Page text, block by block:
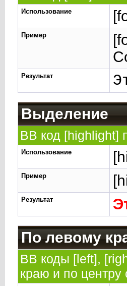
Использование
Пример
Результат
Выделение
BB код [highlight]
Использование
Пример
Результат
По левому
BB коды [left],
краю и по центру